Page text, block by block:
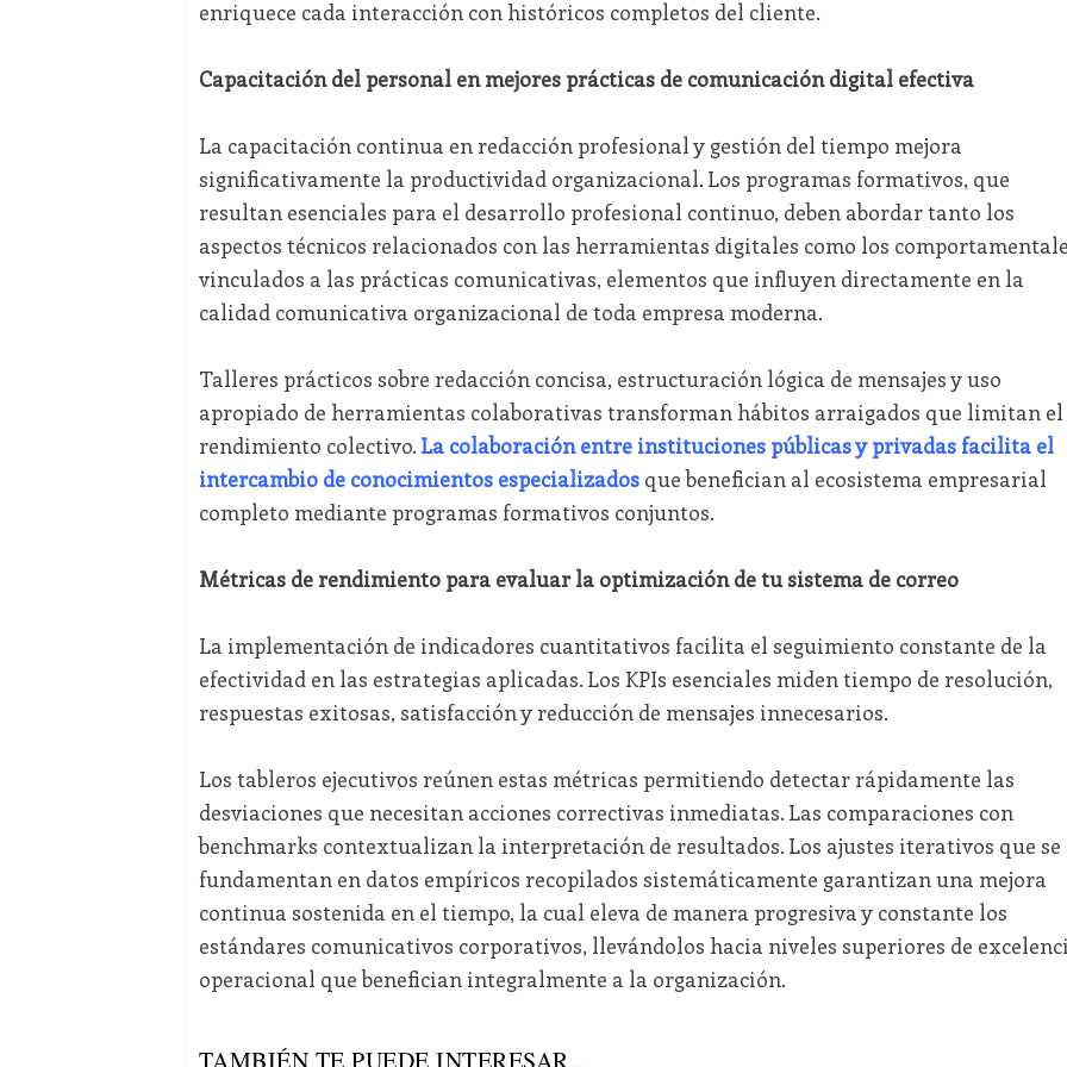
enriquece cada interacción con históricos completos del cliente.
Capacitación del personal en mejores prácticas de comunicación digital efectiva
La capacitación continua en redacción profesional y gestión del tiempo mejora
significativamente la productividad organizacional. Los programas formativos, que
resultan esenciales para el desarrollo profesional continuo, deben abordar tanto los
aspectos técnicos relacionados con las herramientas digitales como los
vinculados a las prácticas comunicativas, elementos que influyen directamente en la
calidad comunicativa organizacional de toda empresa moderna.
Talleres prácticos sobre redacción concisa, estructuración lógica de mensajes y uso
apropiado de herramientas colaborativas transforman hábitos arraigados que limitan el
rendimiento colectivo. La colaboración entre instituciones públicas y privadas facilita el
intercambio de conocimientos especializadosque benefician al ecosistema empresarial
completo mediante programas formativos conjuntos.
Métricas de rendimiento para evaluar la optimización de tu sistema de correo
La implementación de indicadores cuantitativos facilita el seguimiento constante de la
efectividad en las estrategias aplicadas. Los KPIs esenciales miden tiempo de resolución,
respuestas exitosas, satisfacción y reducción de mensajes innecesarios.
Los tableros ejecutivos reúnen estas métricas permitiendo detectar rápidamente las
desviaciones que necesitan acciones correctivas inmediatas. Las comparaciones con
benchmarks contextualizan la interpretación de resultados. Los ajustes iterativos que se
fundamentan en datos empíricos recopilados sistemáticamente garantizan una mejora
continua sostenida en el tiempo, la cual eleva de manera progresiva y constante los
estándares comunicativos corporativos, llevándolos hacia niveles superiores de
operacional que benefician integralmente a la organización.